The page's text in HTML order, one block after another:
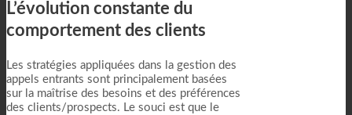
L’évolution constante du
comportement des clients
Les stratégies appliquées dans la gestion des
appels entrants sont principalement basées
sur la maîtrise des besoins et des préférences
des clients/prospects. Le souci est que le